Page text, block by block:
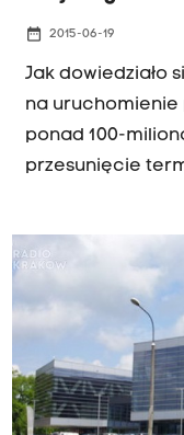
date_range 2015-06-19
Jak dowiedziało
na uruchomienie
ponad 100-
przesunięcie
być w pełni
przeciwnym
wspomniane